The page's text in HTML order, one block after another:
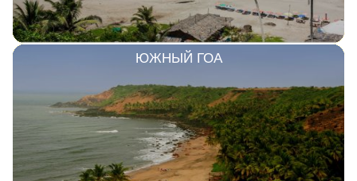
ЮЖНЫЙ ГОА